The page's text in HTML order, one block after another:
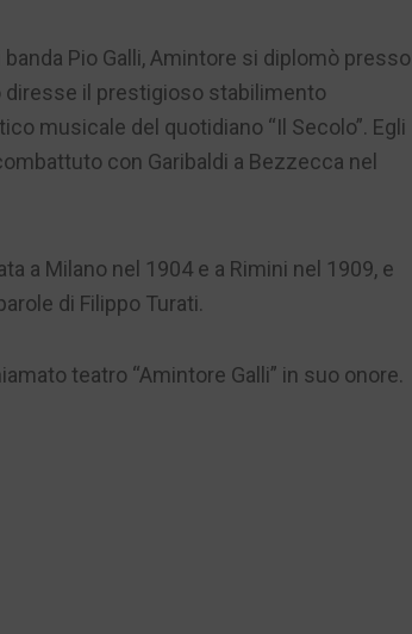
Pio Galli, Amintore si diplomò presso
diresse il prestigioso stabilimento
musicale del quotidiano “Il Secolo”. Egli
con Garibaldi a Bezzecca nel
a Milano nel 1904 e a Rimini nel 1909, e
di Filippo Turati.
teatro “Amintore Galli” in suo onore.